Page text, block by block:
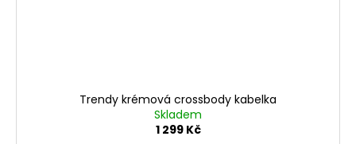
Trendy krémová crossbody kabelka
Skladem
1 299 Kč